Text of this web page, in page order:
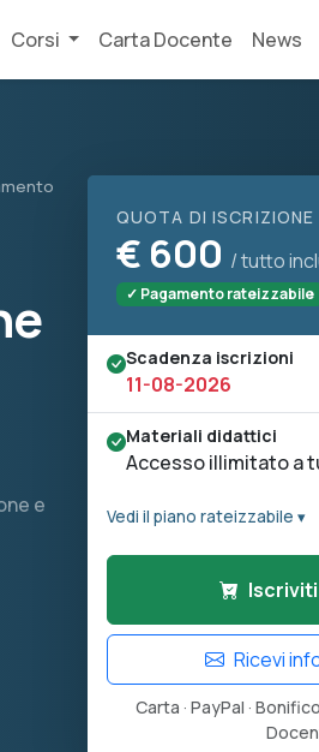
Corsi Carta Docente News
e
QUOTA DI ISCRIZIONE
€ 600 / tutto
✓ Pagamento rateizzabile
Scadenza iscrizioni
11-08-2026
Materiali didattici
Accesso illimitato a
Vedi il piano rateizzabile ▾
Ricevi
Carta · PayPal ·